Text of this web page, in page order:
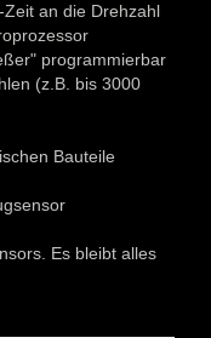
an die Drehzahl
programmierbar
(z.B. bis 3000
Bauteile
Es bleibt alles